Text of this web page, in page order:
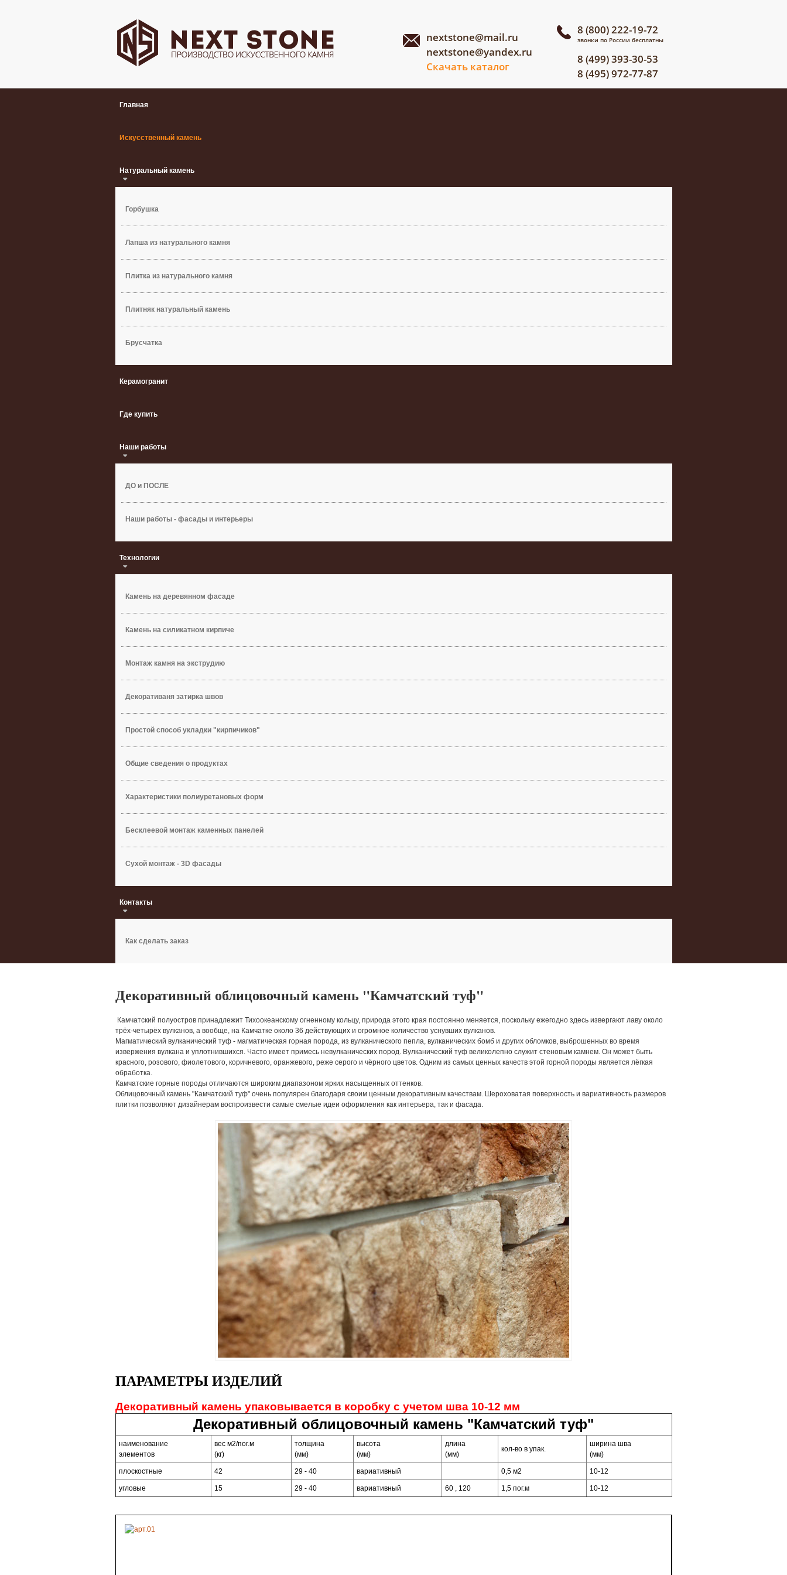
nextstone@mail.ru
nextstone@yandex.ru
Скачать каталог
8 (800) 222-19-72
звонки по России бесплатны
8 (499) 393-30-53
8 (495) 972-77-87
Главная
Искусственный камень
Натуральный камень
Горбушка
Лапша из натурального камня
Плитка из натурального камня
Плитняк натуральный камень
Брусчатка
Керамогранит
Где купить
Наши работы
ДО и ПОСЛЕ
Наши работы - фасады и интерьеры
Технологии
Камень на деревянном фасаде
Камень на силикатном кирпиче
Монтаж камня на экструдию
Декоративаня затирка швов
Простой способ укладки "кирпичиков"
Общие сведения о продуктах
Характеристики полиуретановых форм
Бесклеевой монтаж каменных панелей
Сухой монтаж - 3D фасады
Контакты
Как сделать заказ
Декоративный облицовочный камень "Камчатский туф"
Камчатский полуостров принадлежит Тихоокеанскому огненному кольцу, природа этого края постоянно меняется, поскольку ежегодно здесь извергают лаву около
трёх-четырёх вулканов, а вообще, на Камчатке около 36 действующих и огромное количество уснувших вулканов.
Магматический вулканический туф - магматическая горная порода, из вулканического пепла, вулканических бомб и других обломков, выброшенных во время
извержения вулкана и уплотнившихся. Часто имеет примесь невулканических пород. Вулканический туф великолепно служит стеновым камнем. Он может быть
красного, розового, фиолетового, коричневого, оранжевого, реже серого и чёрного цветов. Одним из самых ценных качеств этой горной породы является лёгкая
обработка.
Камчатские горные породы отличаются широким диапазоном ярких насыщенных оттенков.
Облицовочный камень "Камчатский туф" очень популярен благодаря своим ценным декоративным качествам. Шероховатая поверхность и вариативность размеров
плитки позволяют дизайнерам воспроизвести самые смелые идеи оформления как интерьера, так и фасада.
ПАРАМЕТРЫ ИЗДЕЛИЙ
Декоративный камень упаковывается в коробку с учетом шва 10-12 мм
Декоративный облицовочный камень "Камчатский туф"
наименование
элементов
вес м2/пог.м
(кг)
толщина
(мм)
высота
(мм)
длина
(мм)
кол-во в упак.
ширина шва
(мм)
плоскостные 42 29 - 40 вариативный 0,5 м2 10-12
угловые 15 29 - 40 вариативный 60 , 120 1,5 пог.м 10-12